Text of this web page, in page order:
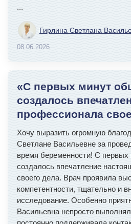
...
Гирлина Светлана
08.06.2026
«С первых минут
создалось
профессионала
Хочу выразить огромную
Светлане Васильевне за
время беременности! С
создалось впечатление
своего дела. Врач проявила
компетентности, тщательно и
исследование. Особенно
Васильевна непросто